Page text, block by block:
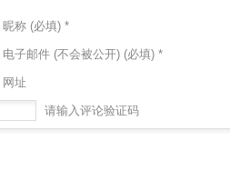
昵称 (必填) *
电子邮件 (不会被公开) (必填) *
网址
请输入评论验证码